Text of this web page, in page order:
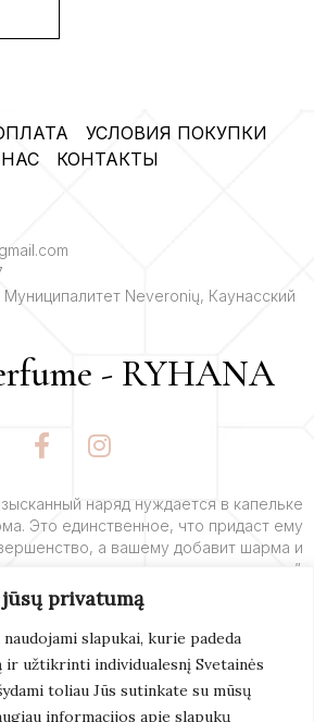
privatumą
slapukai, kurie padeda
ir užtikrinti individualesnį Svetainės
toliau Jūs sutinkate su mūsų
informacijos apie slapukų
УСЛОВИЯ ПОКУПКИ
КОНТАКТЫ
Муниципалитет Neveronių, Каунасский
- RYHANA
F
a
e
b
o
o
k
-
f
I
n
t
a
g
r
a
m
наряд нуждается в капельке
Это единственное, что придаст ему
а вашему добавит шарма и
очарования”.
Подробнее